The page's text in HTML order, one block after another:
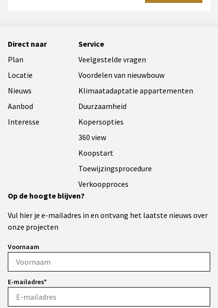
Direct naar
Plan
Locatie
Nieuws
Aanbod
Interesse
Service
Veelgestelde vragen
Voordelen van nieuwbouw
Klimaatadaptatie appartementen
Duurzaamheid
Kopersopties
360 view
Koopstart
Toewijzingsprocedure
Verkoopproces
Op de hoogte blijven?
Vul hier je e-mailadres in en ontvang het laatste nieuws over
onze projecten
Voornaam
E-mailadres*